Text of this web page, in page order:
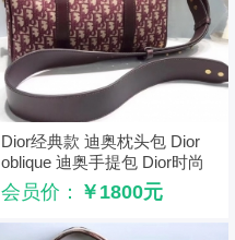
Dior经典款 迪奥枕头包 Dior
oblique 迪奥手提包 Dior时尚
休闲女包 红色
会员价： ￥1800元